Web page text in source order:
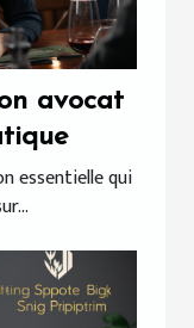
avocat
essentielle qui